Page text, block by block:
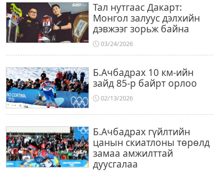
Тал нутгаас Дакарт:
Монгол залуус дэлхийн
дэвжээг зорьж байна
03/24/2026
Б.Ачбадрах 10 км-ийн
зайд 85-р байрт орлоо
02/13/2026
Б.Ачбадрах гүйлтийн
цанын скиатлоны төрөлд
замаа амжилттай
дуусгалаа